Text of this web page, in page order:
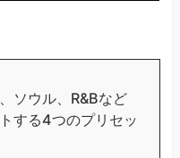
ソウル、R&Bなど
する4つのプリセッ